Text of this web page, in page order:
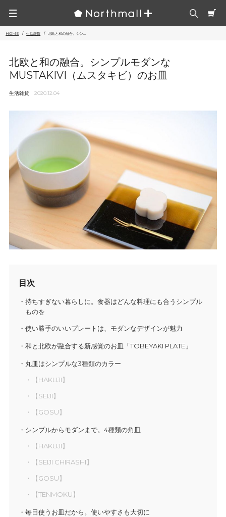
HOME 生活雑貨 北欧と和の融合。シン...
北欧と和の融合。シンプルモダンな
MUSTAKIVI（ムスタキビ）のお皿
生活雑貨 2020.12.04
目次
持ちすぎない暮らしに。食器はどんな料理にも合うシンプル
ものを
使い勝手のいいプレートは、モダンなデザインが魅力
和と北欧が融合する新感覚のお皿「TOBEYAKI PLATE」
丸皿はシンプルな3種類のカラー
【HAKUJI】
【SEIJI】
【GOSU】
シンプルからモダンまで。4種類の角皿
【HAKUJI】
【SEIJI CHIRASHI】
【GOSU】
【TENMOKU】
毎日使うお皿だから。使いやすさも大切に